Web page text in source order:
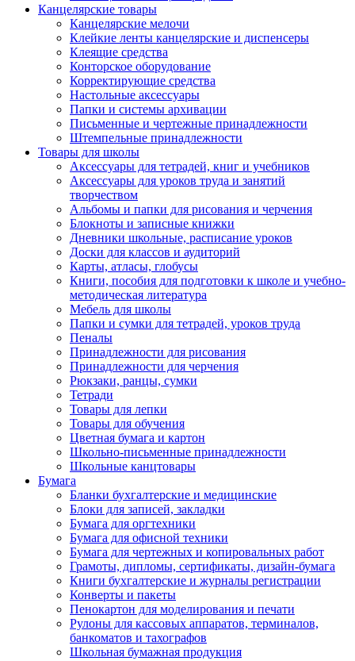
Канцелярские товары
Канцелярские мелочи
Клейкие ленты канцелярские и диспенсеры
Клеящие средства
Конторское оборудование
Корректирующие средства
Настольные аксессуары
Папки и системы архивации
Письменные и чертежные принадлежности
Штемпельные принадлежности
Товары для школы
Аксессуары для тетрадей, книг и учебников
Аксессуары для уроков труда и занятий
творчеством
Альбомы и папки для рисования и черчения
Блокноты и записные книжки
Дневники школьные, расписание уроков
Доски для классов и аудиторий
Карты, атласы, глобусы
Книги, пособия для подготовки к школе и учебно-
методическая литература
Мебель для школы
Папки и сумки для тетрадей, уроков труда
Пеналы
Принадлежности для рисования
Принадлежности для черчения
Рюкзаки, ранцы, сумки
Тетради
Товары для лепки
Товары для обучения
Цветная бумага и картон
Школьно-письменные принадлежности
Школьные канцтовары
Бумага
Бланки бухгалтерские и медицинские
Блоки для записей, закладки
Бумага для оргтехники
Бумага для офисной техники
Бумага для чертежных и копировальных работ
Грамоты, дипломы, сертификаты, дизайн-бумага
Книги бухгалтерские и журналы регистрации
Конверты и пакеты
Пенокартон для моделирования и печати
Рулоны для кассовых аппаратов, терминалов,
банкоматов и тахографов
Школьная бумажная продукция